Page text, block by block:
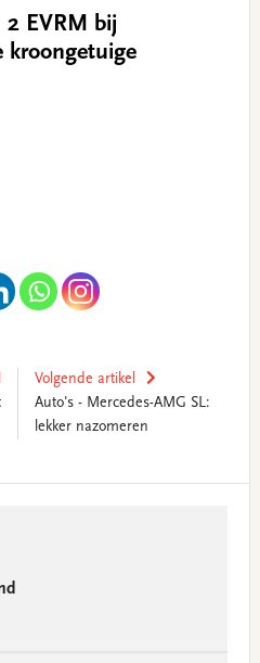
EVRM bij
kroongetuige
Volgende artikel
Auto's - Mercedes-AMG SL:
lekker nazomeren